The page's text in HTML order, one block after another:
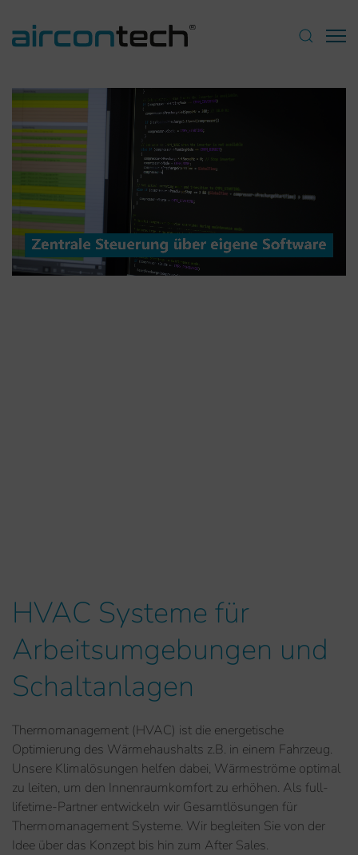
HVAC Systeme für
Arbeitsumgebungen und
Schaltanlagen
Thermomanagement (HVAC) ist die energetische
Optimierung des Wärmehaushalts z.B. in einem Fahrzeug.
Unsere Klimalösungen helfen dabei, Wärmeströme optimal
zu leiten, um den Innenraumkomfort zu erhöhen. Als full-
lifetime-Partner entwickeln wir Gesamtlösungen für
Thermomanagement Systeme. Wir begleiten Sie von der
Idee über das Konzept bis hin zum After Sales.